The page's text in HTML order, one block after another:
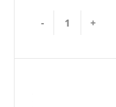
- +